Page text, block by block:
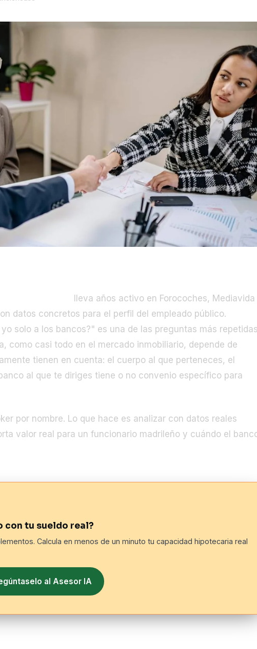
lleva años activo en Forocoches,
datos concretos para el perfil del empleado público.
solo a los bancos?" es una de las preguntas más
como casi todo en el mercado inmobiliario, depende de
tienen en cuenta: el cuerpo al que perteneces, el
al que te diriges tiene o no convenio específico para
por nombre. Lo que hace es analizar con datos reales
valor real para un funcionario madrileño y cuándo el
con tu sueldo real?
Calcula en menos de un minuto tu capacidad hipotecaria real
al Asesor IA